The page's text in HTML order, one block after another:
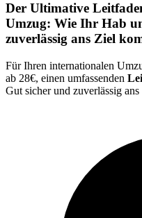
Der Ultimative
Umzug: Wie Ihr Hab
zuverlässig ans Ziel
Für Ihren internationalen
ab 28€, einen umfassenden
Gut sicher und zuverlässig